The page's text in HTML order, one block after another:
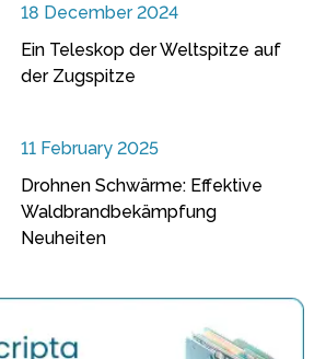
18 December 2024
Ein Teleskop der Weltspitze auf
der Zugspitze
11 February 2025
Drohnen Schwärme: Effektive
Waldbrandbekämpfung
Neuheiten